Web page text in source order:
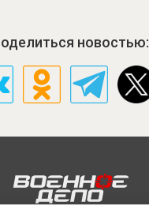
новостью: